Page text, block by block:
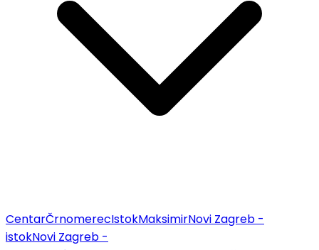
CentarČrnomerecIstokMaksimirNovi Zagreb -
istokNovi Zagreb -